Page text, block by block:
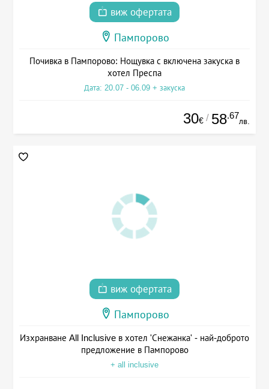
виж офертата
Пампорово
Почивка в Пампорово: Нощувка с включена закуска в
хотел Преспа
Дата: 20.07 - 06.09 + закуска
30€ / 58.67
лв.
виж офертата
Пампорово
Изхранване All Inclusive в хотел 'Снежанка' - най-доброто
предложение в Пампорово
+ all inclusive